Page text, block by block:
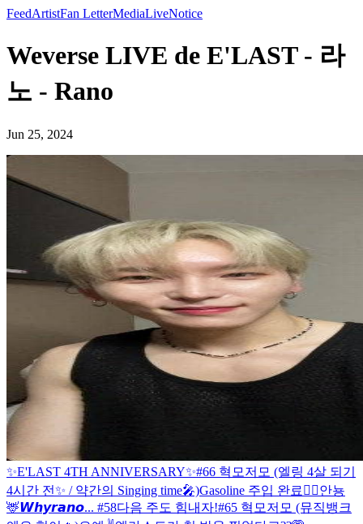
FeedArtistFan LetterMediaLiveNotice
Weverse LIVE de E'LAST - 라
노 - Rano
Jun 25, 2024
✨E'LAST 4TH ANNIVERSARY✨#66 혁모저모 (엘링 4살 되기
4시간 전✨ / 약간의 Singing time🎤)Gasoline 주입 완료❤️‍🔥안뇽
🦌𝙒𝙝𝙮𝙧𝙖𝙣𝙤... #58다음 주도 힘내자!#65 혁모저모 (뮤직뱅크